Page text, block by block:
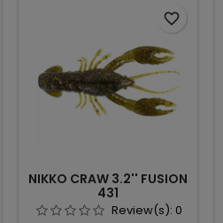
un nivel de realismo
excepcional. 4 UNIDADES
NIKKO CRAW 3.2'' FUSION
431
Review(s): 0
favorite_border